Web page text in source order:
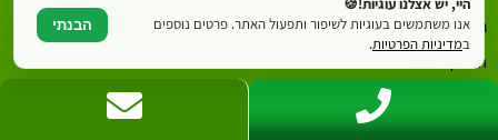
גיזום עצי זית
העתקת עצים
אזורים נפוצים
היי, יש אצלנו עוגיות!🍪
אנו משתמשים בעוגיות לשיפור ותפעול האתר. פרטים נוספים
במדיניות הפרטיות.
הבנתי